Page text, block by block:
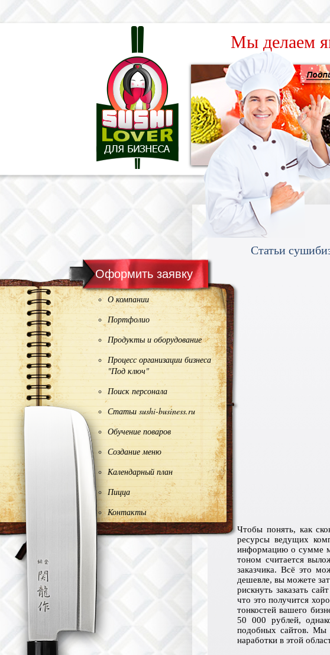
Мы делаем
×
Оформить заявку
О компании
Портфолио
Продукты и оборудование
Процесс организации бизнеса
"Под ключ"
Поиск персонала
Статьи sushi-business.ru
Обучение поваров
Создание меню
Календарный план
Пицца
Контакты
Статьи
Чтобы понять, как
ресурсы ведущих
информацию о сумме
тоном считается
заказчика. Всё это
дешевле, вы можете
рискнуть заказать
что это получится
тонкостей вашего
50 000 рублей,
подобных сайтов. Мы
наработки в этой